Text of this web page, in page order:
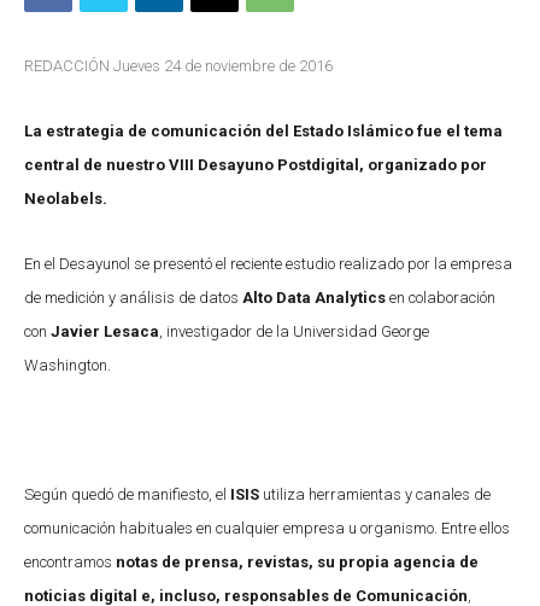
REDACCIÓN Jueves 24 de noviembre de 2016
La estrategia de comunicación del Estado Islámico fue el tema
central de nuestro VIII Desayuno Postdigital, organizado por
Neolabels.
En el Desayunol se presentó el reciente estudio realizado por la empresa
de medición y análisis de datos Alto Data Analytics en colaboración
con Javier Lesaca , investigador de la Universidad George
Washington.
Según quedó de manifiesto, el ISIS utiliza herramientas y canales de
comunicación habituales en cualquier empresa u organismo. Entre ellos
encontramos notas de prensa, revistas, su propia agencia de
noticias digital e, incluso, responsables de Comunicación